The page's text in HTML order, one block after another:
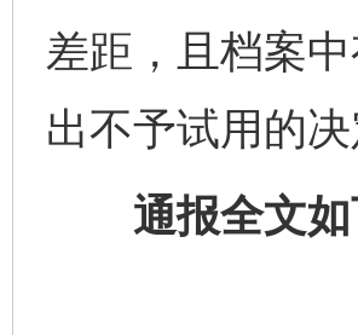
差距，且档案
出不予试用的决
通报全文如